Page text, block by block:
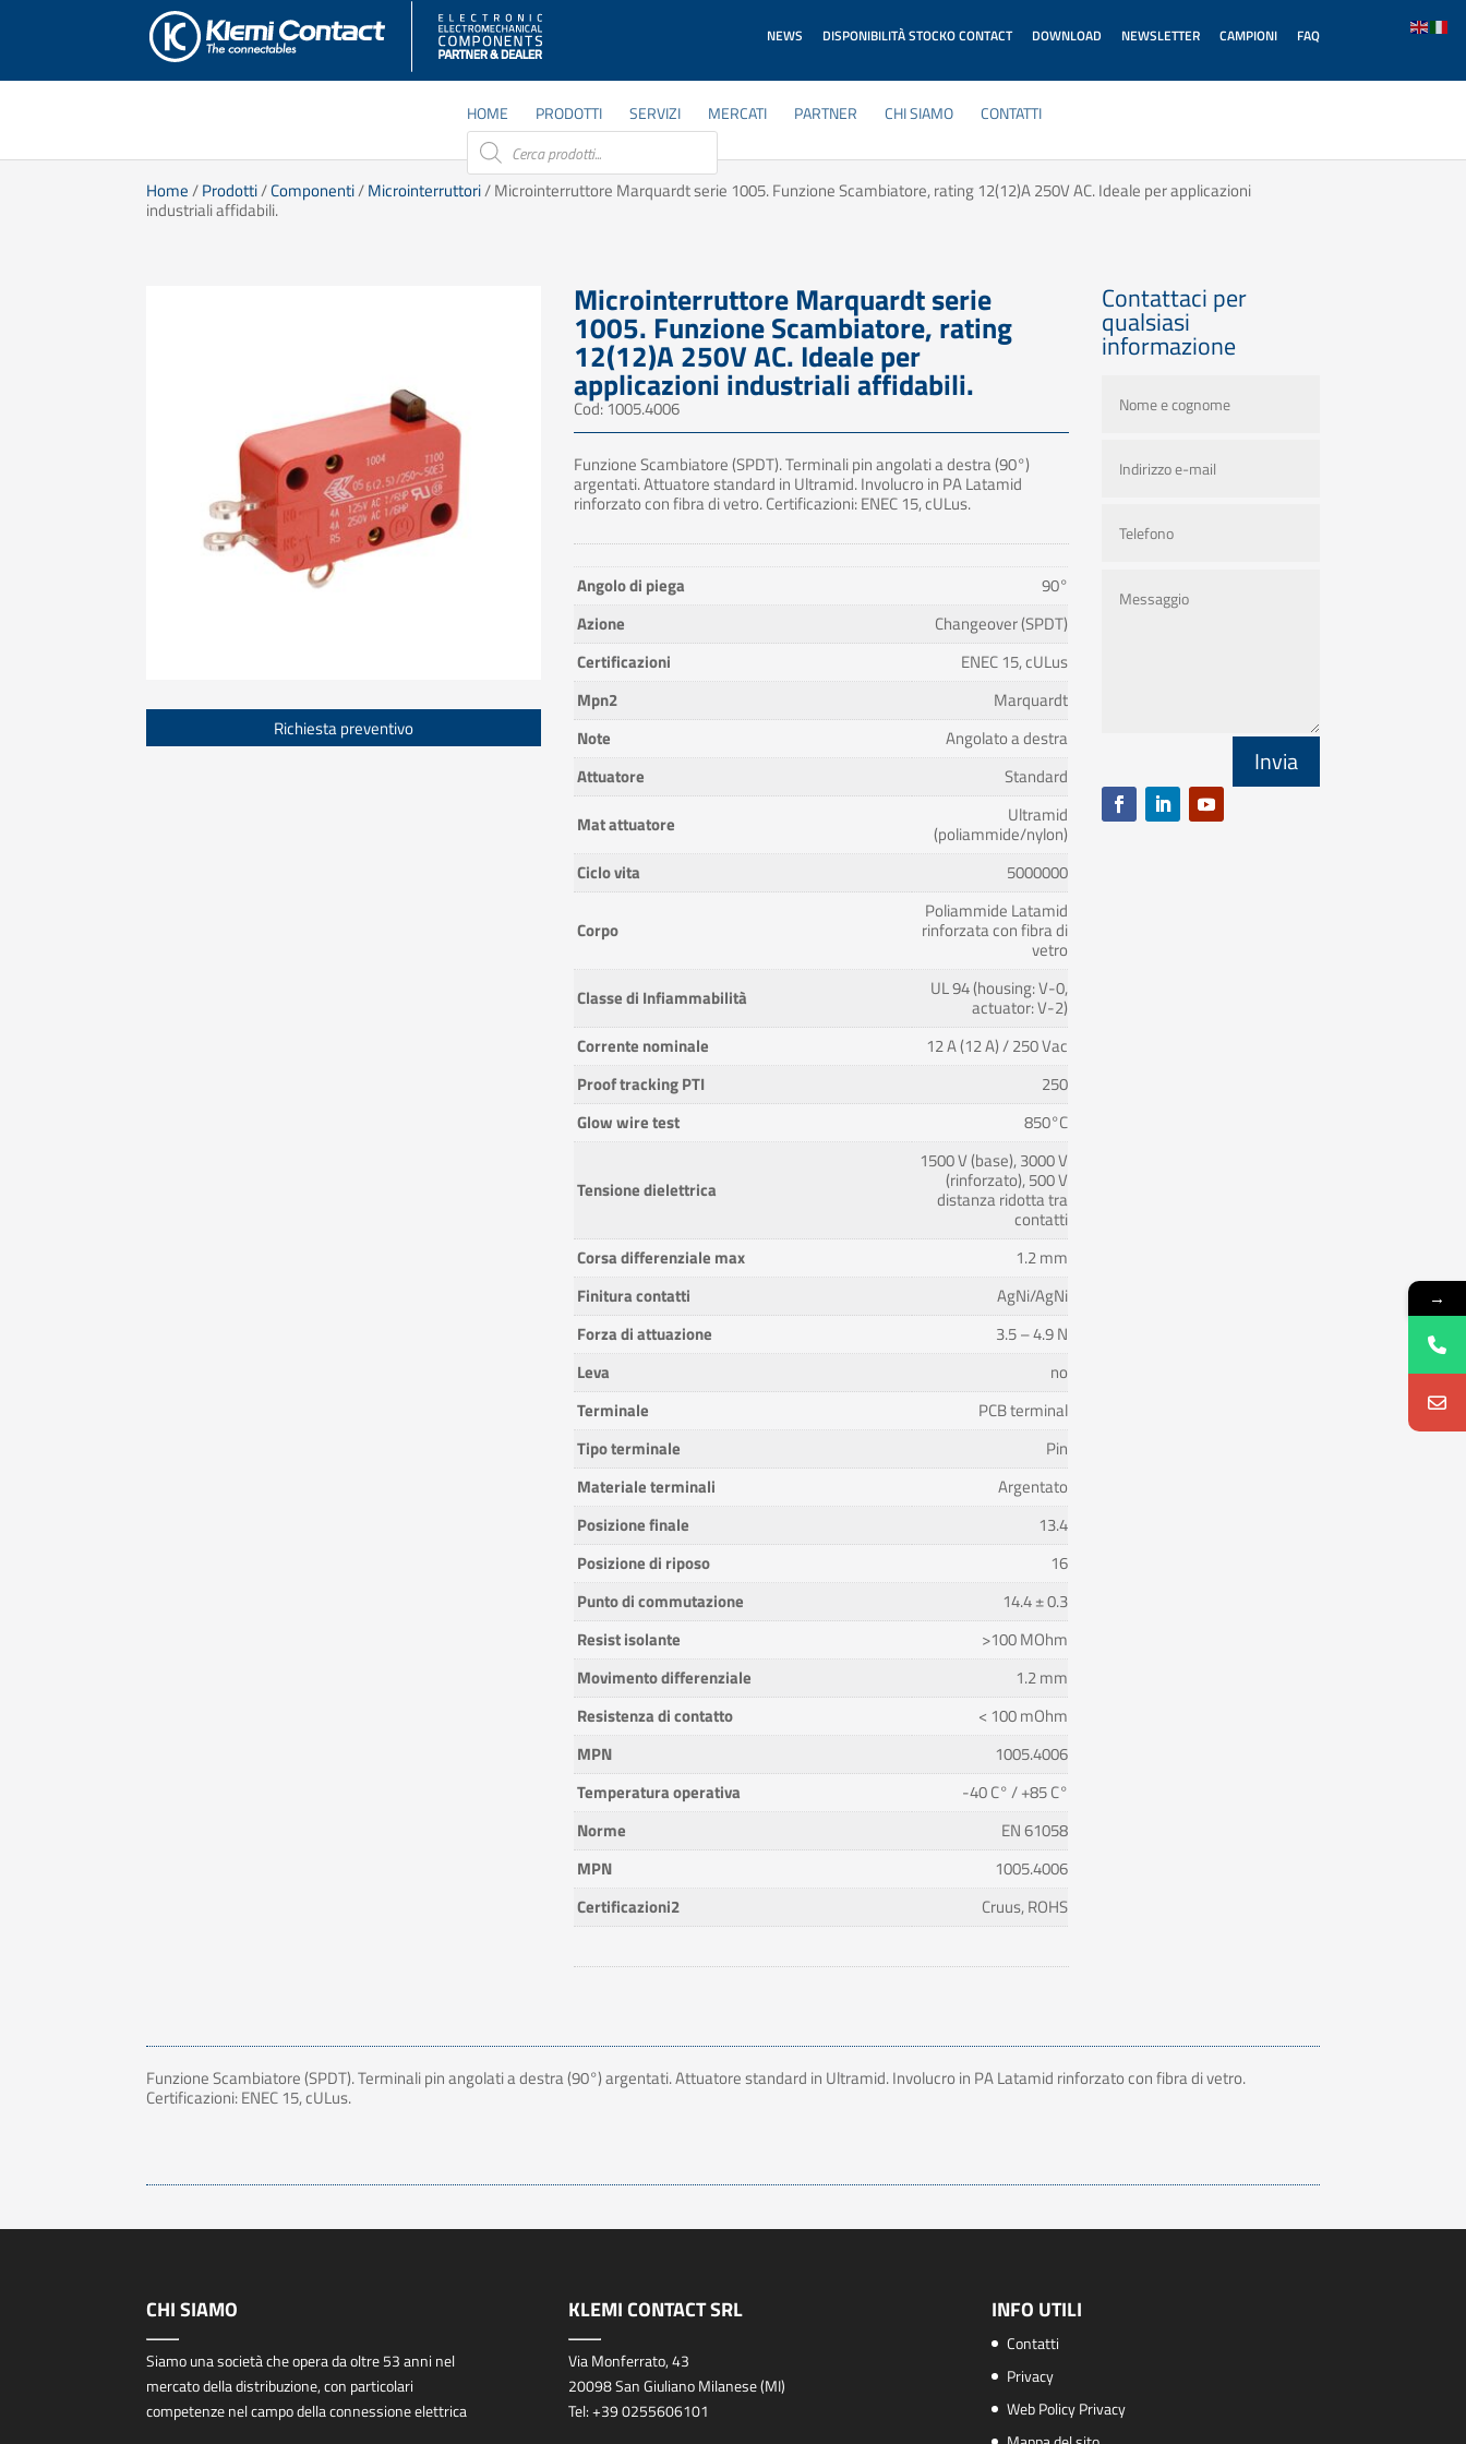
NEWS DISPONIBILITÀ STOCKO CONTACT DOWNLOAD NEWSLETTER CAMPIONI FAQ
HOME PRODOTTI SERVIZI MERCATI PARTNER CHI SIAMO
CONTATTI
Products
search
Home/Prodotti/Componenti/Microinterruttori/ Microinterruttore Marquardt serie 1005. Funzione Scambiatore, rating 12(12)A 250V AC. Ideale per applicazioni
industriali affidabili.
Richiesta preventivo
Microinterruttore Marquardt serie
1005. Funzione Scambiatore, rating
12(12)A 250V AC. Ideale per
applicazioni industriali affidabili.
Cod: 1005.4006
Funzione Scambiatore (SPDT). Terminali pin angolati a destra (90°)
argentati. Attuatore standard in Ultramid. Involucro in PA Latamid
rinforzato con fibra di vetro. Certificazioni: ENEC 15, cULus.
Angolo di piega
90°
Azione
Changeover (SPDT)
Certificazioni
ENEC 15, cULus
Mpn2
Marquardt
Note
Angolato a destra
Attuatore
Standard
Mat attuatore
Ultramid
(poliammide/nylon)
Ciclo vita
5000000
Corpo
Poliammide Latamid
rinforzata con fibra di
vetro
Classe di Infiammabilità
UL 94 (housing: V-0,
actuator: V-2)
Corrente nominale
12 A (12 A) / 250 Vac
Proof tracking PTI
250
Glow wire test
850°C
Tensione dielettrica
1500 V (base), 3000 V
(rinforzato), 500 V
distanza ridotta tra
contatti
Corsa differenziale max
1.2 mm
Finitura contatti
AgNi/AgNi
Forza di attuazione
3.5 – 4.9 N
Leva
no
Terminale
PCB terminal
Tipo terminale
Pin
Materiale terminali
Argentato
Posizione finale
13.4
Posizione di riposo
16
Punto di commutazione
14.4 ± 0.3
Resist isolante
>100 MOhm
Movimento differenziale
1.2 mm
Resistenza di contatto
< 100 mOhm
MPN
1005.4006
Temperatura operativa
-40 C° / +85 C°
Norme
EN 61058
MPN
1005.4006
Certificazioni2
Cruus, ROHS
Contattaci per
qualsiasi
informazione
Invia
Funzione Scambiatore (SPDT). Terminali pin angolati a destra (90°) argentati. Attuatore standard in Ultramid. Involucro in PA Latamid rinforzato con fibra di vetro.
Certificazioni: ENEC 15, cULus.
CHI SIAMO
Siamo una società che opera da oltre 53 anni nel
mercato della distribuzione, con particolari
competenze nel campo della connessione elettrica
KLEMI CONTACT SRL
Via Monferrato, 43
20098 San Giuliano Milanese (MI)
Tel:+39 0255606101
INFO UTILI
Contatti
Privacy
Web Policy Privacy
→